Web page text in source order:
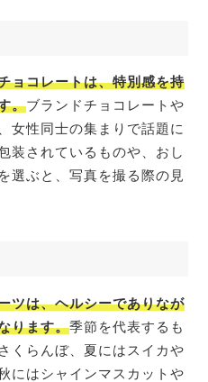
ョコレートは、特別感を持
。ブランドチョコレートや
女性同士の集まりで話題に
装されているものや、おし
選ぶと、写真を撮る際の見
ツは、ヘルシーでありなが
ります。季節を代表するも
くらんぼ、夏にはスイカや
にはシャインマスカットや